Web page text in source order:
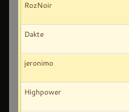
RozNoir
Dakte
jeronimo
Highpower